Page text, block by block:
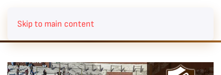
Skip to main content